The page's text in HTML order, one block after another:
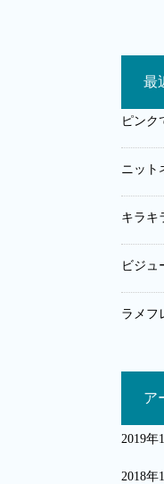
最
ピンク
ニット
キラキ
ビジュ
ラメフ
ア
2019年
2018年